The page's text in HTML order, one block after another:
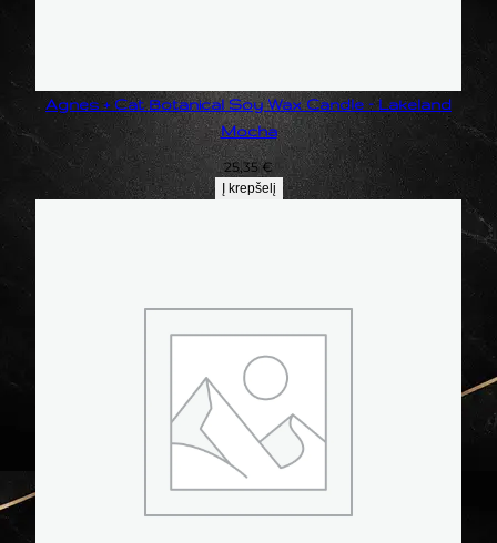
Agnes + Cat Botanical Soy Wax Candle – Lakeland
Mocha
25,35€
Į krepšelį